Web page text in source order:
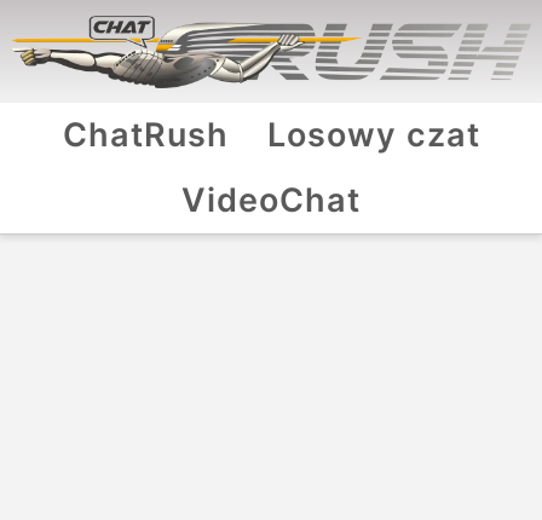
ChatRush
Losowy czat
VideoChat